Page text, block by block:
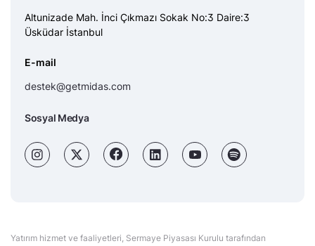
Altunizade Mah. İnci Çıkmazı Sokak No:3 Daire:3
Üsküdar İstanbul
E-mail
destek@getmidas.com
Sosyal Medya
Yatırım hizmet ve faaliyetleri, Sermaye Piyasası Kurulu tarafından